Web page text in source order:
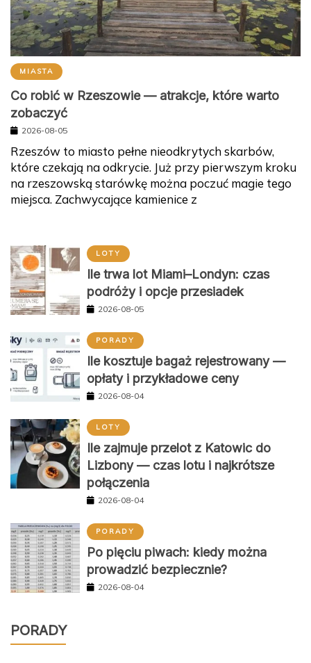
MIASTA
Co robić w Rzeszowie — atrakcje, które warto
zobaczyć
2026-08-05
Rzeszów to miasto pełne nieodkrytych skarbów,
które czekają na odkrycie. Już przy pierwszym kroku
na rzeszowską starówkę można poczuć magie tego
miejsca. Zachwycające kamienice z
LOTY
Ile trwa lot Miami–Londyn: czas
podróży i opcje przesiadek
2026-08-05
PORADY
Ile kosztuje bagaż rejestrowany —
opłaty i przykładowe ceny
2026-08-04
LOTY
Ile zajmuje przelot z Katowic do
Lizbony — czas lotu i najkrótsze
połączenia
2026-08-04
PORADY
Po pięciu piwach: kiedy można
prowadzić bezpiecznie?
2026-08-04
PORADY